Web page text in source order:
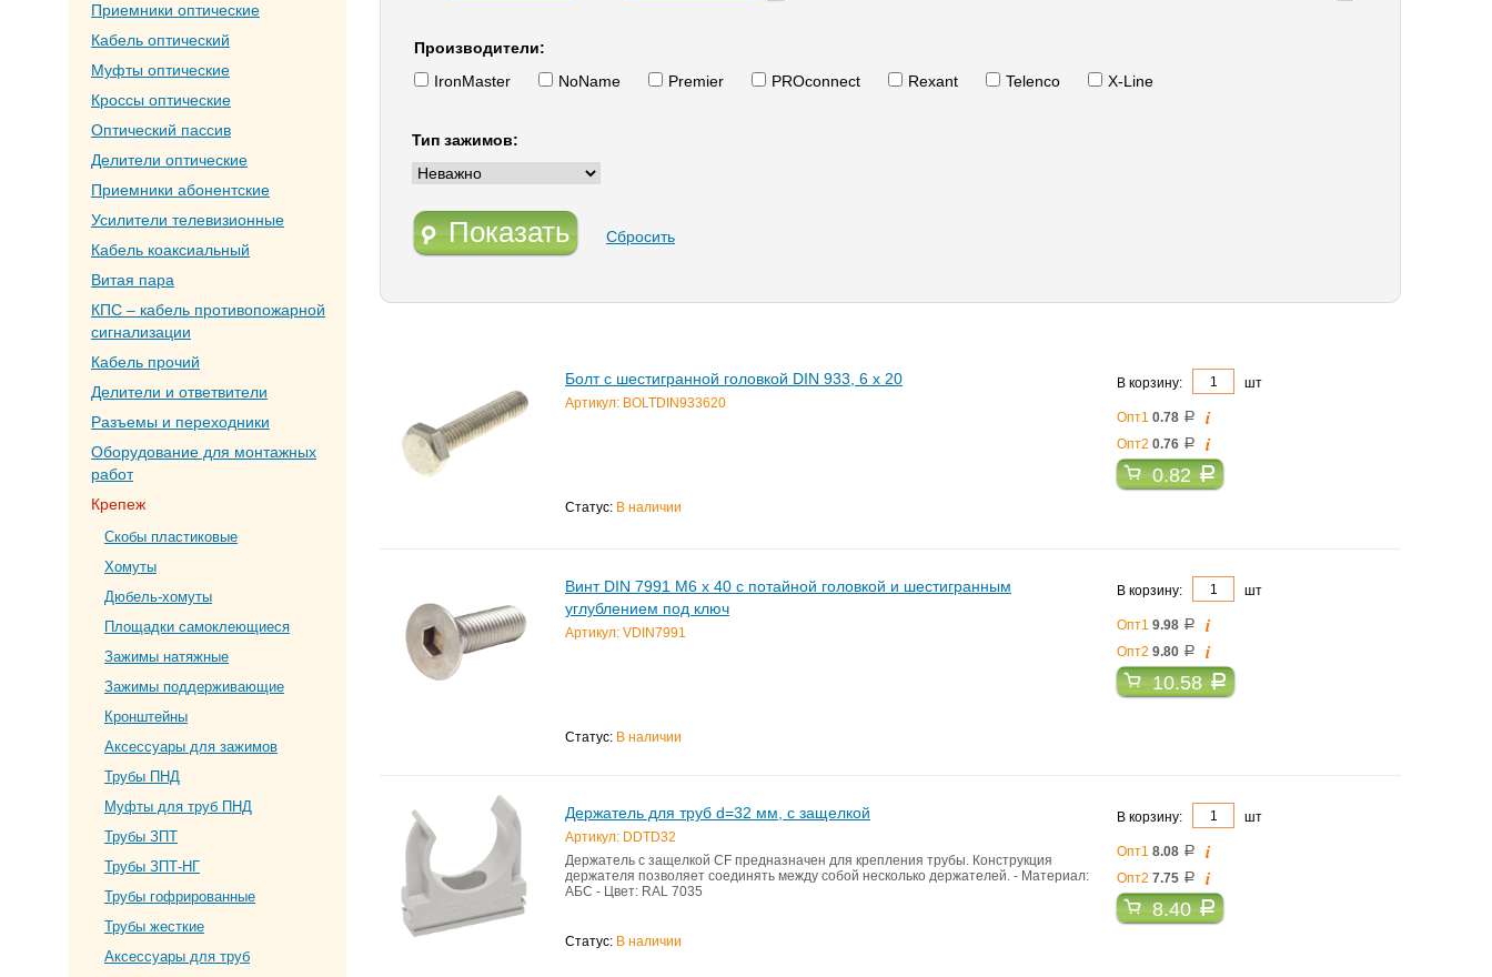
Приемники оптические
Кабель оптический
Муфты оптические
Кроссы оптические
Оптический пассив
Делители оптические
Приемники абонентские
Усилители телевизионные
Кабель коаксиальный
Витая пара
КПС – кабель противопожарной
сигнализации
Кабель прочий
Делители и ответвители
Разъемы и переходники
Оборудование для монтажных
работ
Крепеж
Скобы пластиковые
Хомуты
Дюбель-хомуты
Площадки самоклеющиеся
Зажимы натяжные
Зажимы поддерживающие
Кронштейны
Аксессуары для зажимов
Трубы ПНД
Муфты для труб ПНД
Трубы ЗПТ
Трубы ЗПТ-НГ
Трубы гофрированные
Трубы жесткие
Аксессуары для труб
Производители:
IronMaster
NoName Premier PROconnect Rexant Telenco X-Line
Тип зажимов:
Показать Сбросить
Болт с шестигранной головкой DIN 933, 6 x 20
Артикул: BOLTDIN933620
Статус: В наличии
В корзину: шт
Опт1 0.78 a i
Опт2 0.76 a i
0.82a
Винт DIN 7991 M6 x 40 с потайной головкой и шестигранным
углублением под ключ
Артикул: VDIN7991
Статус: В наличии
В корзину: шт
Опт1 9.98 a i
Опт2 9.80 a i
10.58a
Держатель для труб d=32 мм, с защелкой
Артикул: DDTD32
Держатель с защелкой CF предназначен для крепления трубы. Конструкция
держателя позволяет соединять между собой несколько держателей. - Материал:
АБС - Цвет: RAL 7035
Статус: В наличии
В корзину: шт
Опт1 8.08 a i
Опт2 7.75 a i
8.40a